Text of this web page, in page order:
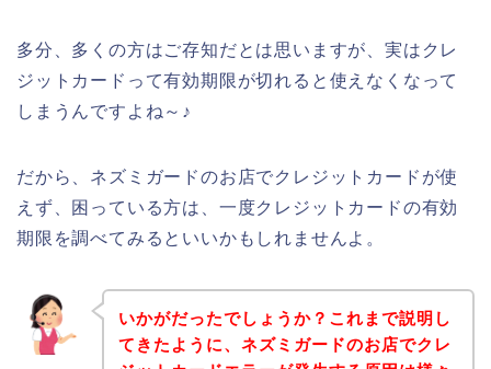
多分、多くの方はご存知だとは思いますが、実はクレ
ジットカードって有効期限が切れると使えなくなって
しまうんですよね～♪
だから、ネズミガードのお店でクレジットカードが使
えず、困っている方は、一度クレジットカードの有効
期限を調べてみるといいかもしれませんよ。
いかがだったでしょうか？これまで説明し
てきたように、ネズミガードのお店でクレ